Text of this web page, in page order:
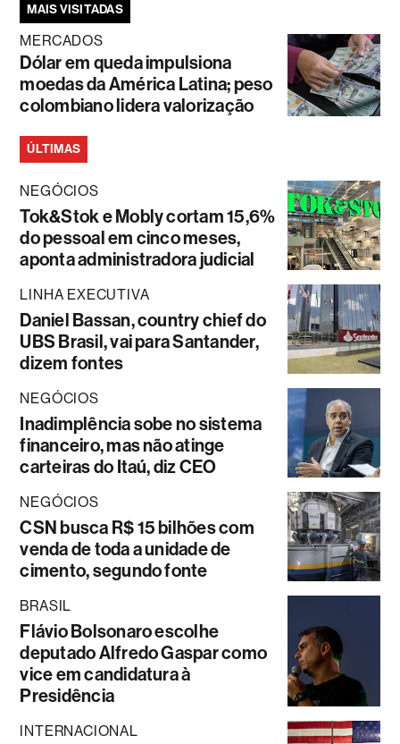
MAIS VISITADAS
MERCADOS
Dólar em queda impulsiona
moedas da América Latina; peso
colombiano lidera valorização
ÚLTIMAS
NEGÓCIOS
Tok&Stok e Mobly cortam 15,6%
do pessoal em cinco meses,
aponta administradora judicial
LINHA EXECUTIVA
Daniel Bassan, country chief do
UBS Brasil, vai para Santander,
dizem fontes
NEGÓCIOS
Inadimplência sobe no sistema
financeiro, mas não atinge
carteiras do Itaú, diz CEO
NEGÓCIOS
CSN busca R$ 15 bilhões com
venda de toda a unidade de
cimento, segundo fonte
BRASIL
Flávio Bolsonaro escolhe
deputado Alfredo Gaspar como
vice em candidatura à
Presidência
INTERNACIONAL